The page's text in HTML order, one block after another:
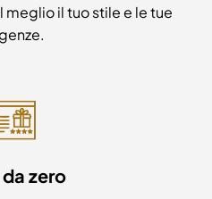
il tuo stile e le tue
zero